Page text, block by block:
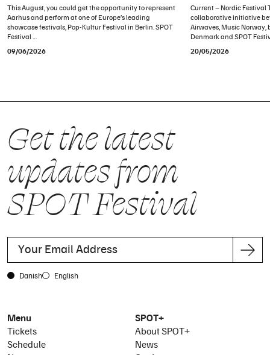
This August, you could get the opportunity to represent
Aarhus and perform at one of Europe’s leading
showcase festivals, Pop-Kultur Festival in Berlin. SPOT
Festival …
09/06/2026
Current – Nordic Festival
collaborative initiative
Airwaves, Music Norway,
Denmark and SPOT
20/05/2026
Get the latest
updates from
SPOT Festival
Danish English
Menu
Tickets
Schedule
SPOT+
About SPOT+
News